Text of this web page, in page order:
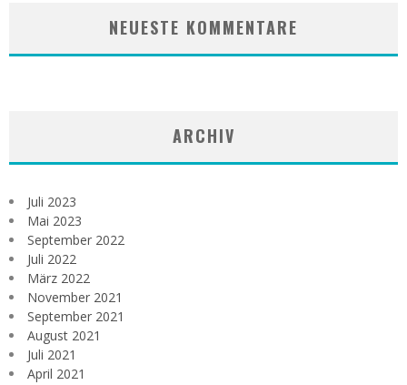
NEUESTE KOMMENTARE
ARCHIV
Juli 2023
Mai 2023
September 2022
Juli 2022
März 2022
November 2021
September 2021
August 2021
Juli 2021
April 2021